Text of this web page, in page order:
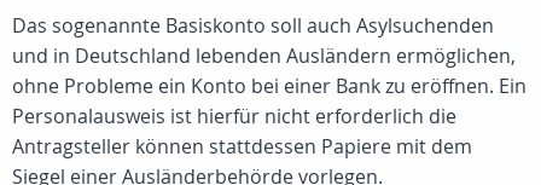
Das sogenannte Basiskonto soll auch Asylsuchenden
und in Deutschland lebenden Ausländern ermöglichen,
ohne Probleme ein Konto bei einer Bank zu eröffnen. Ein
Personalausweis ist hierfür nicht erforderlich die
Antragsteller können stattdessen Papiere mit dem
Siegel einer Ausländerbehörde vorlegen.